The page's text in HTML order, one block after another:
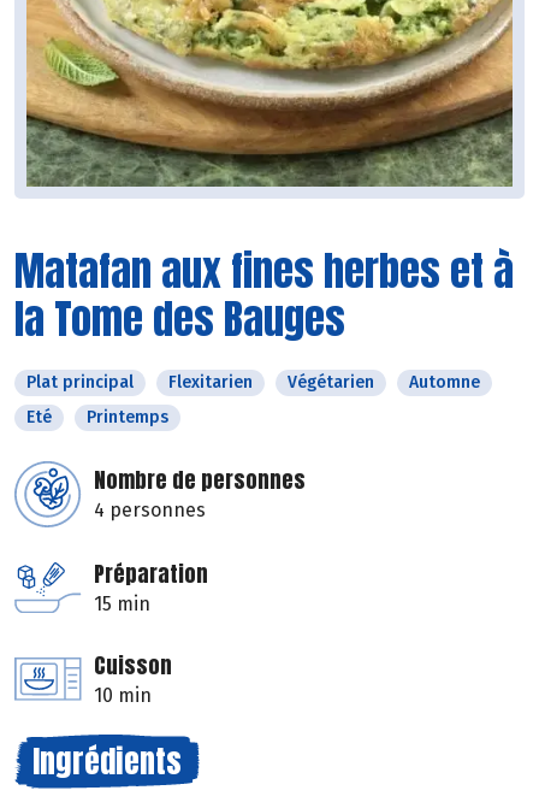
Matafan aux fines herbes et à
la Tome des Bauges
Plat principal Flexitarien Végétarien
Automne
Eté
Printemps
Nombre de personnes
4 personnes
Préparation
15 min
Cuisson
10 min
Ingrédients